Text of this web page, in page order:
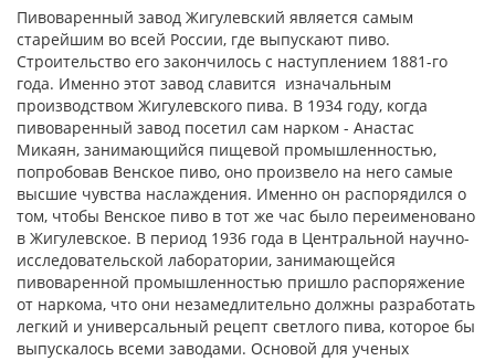
Пивоваренный завод Жигулевский является самым
старейшим во всей России, где выпускают пиво.
Строительство его закончилось с наступлением 1881-го
года. Именно этот завод славится изначальным
производством Жигулевского пива. В 1934 году, когда
пивоваренный завод посетил сам нарком - Анастас
Микаян, занимающийся пищевой промышленностью,
попробовав Венское пиво, оно произвело на него самые
высшие чувства наслаждения. Именно он распорядился о
том, чтобы Венское пиво в тот же час было переименовано
в Жигулевское. В период 1936 года в Центральной научно-
исследовательской лаборатории, занимающейся
пивоваренной промышленностью пришло распоряжение
от наркома, что они незамедлительно должны разработать
легкий и универсальный рецепт светлого пива, которое бы
выпускалось всеми заводами. Основой для ученых